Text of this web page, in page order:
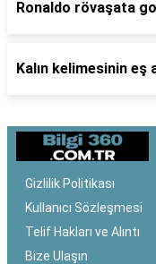
Ronaldo rövaşata
Kalın kelimesinin eş
Gizlilik Politikası
Kullanıcı Sözleşmesi
Telif Hakları ve Alıntı
Bize Ulaşın